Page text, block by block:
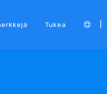
Tukea